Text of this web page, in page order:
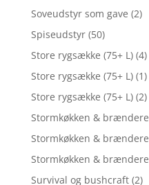
Soveudstyr som gave (2)
Spiseudstyr (50)
Store rygsække (75+ L) (4)
Store rygsække (75+ L) (1)
Store rygsække (75+ L) (2)
Stormkøkken & brændere
Stormkøkken & brændere
Stormkøkken & brændere
Survival og bushcraft (2)